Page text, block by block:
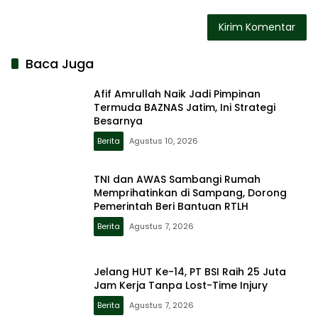
Baca Juga
Afif Amrullah Naik Jadi Pimpinan
Termuda BAZNAS Jatim, Ini Strategi
Besarnya
Berita Agustus 10, 2026
TNI dan AWAS Sambangi Rumah
Memprihatinkan di Sampang, Dorong
Pemerintah Beri Bantuan RTLH
Berita Agustus 7, 2026
Jelang HUT Ke-14, PT BSI Raih 25 Juta
Jam Kerja Tanpa Lost-Time Injury
Berita Agustus 7, 2026